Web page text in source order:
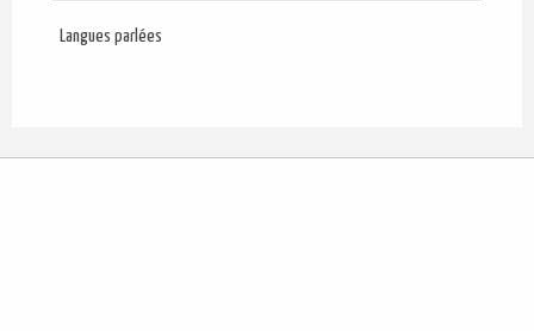
Langues parlées
Langues parlées